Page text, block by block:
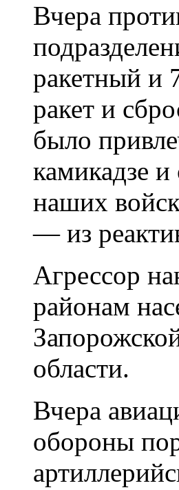
Вчера
ракетный и
ракет и
было
камикадзе
наших
— из
Агрессор
районам
области.
Вчера
обороны